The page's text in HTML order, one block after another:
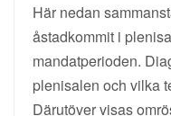
Här nedan
åstadkommit i
mandatperioden.
plenisalen och vilka
Därutöver visas